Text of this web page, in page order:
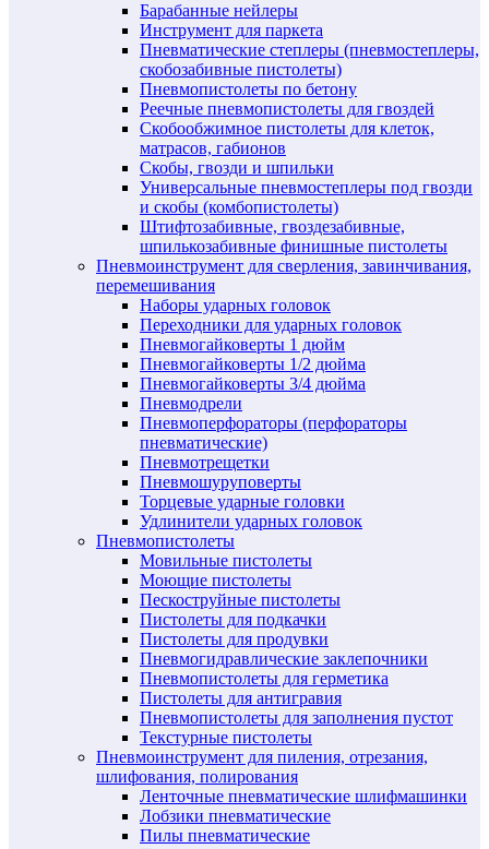
Барабанные нейлеры
Инструмент для паркета
Пневматические степлеры (пневмостеплеры,
скобозабивные пистолеты)
Пневмопистолеты по бетону
Реечные пневмопистолеты для гвоздей
Скобообжимное пистолеты для клеток,
матрасов, габионов
Скобы, гвозди и шпильки
Универсальные пневмостеплеры под гвозди
и скобы (комбопистолеты)
Штифтозабивные, гвоздезабивные,
шпилькозабивные финишные пистолеты
Пневмоинструмент для сверления, завинчивания,
перемешивания
Наборы ударных головок
Переходники для ударных головок
Пневмогайковерты 1 дюйм
Пневмогайковерты 1/2 дюйма
Пневмогайковерты 3/4 дюйма
Пневмодрели
Пневмоперфораторы (перфораторы
пневматические)
Пневмотрещетки
Пневмошуруповерты
Торцевые ударные головки
Удлинители ударных головок
Пневмопистолеты
Мовильные пистолеты
Моющие пистолеты
Пескоструйные пистолеты
Пистолеты для подкачки
Пистолеты для продувки
Пневмогидравлические заклепочники
Пневмопистолеты для герметика
Пистолеты для антигравия
Пневмопистолеты для заполнения пустот
Текстурные пистолеты
Пневмоинструмент для пиления, отрезания,
шлифования, полирования
Ленточные пневматические шлифмашинки
Лобзики пневматические
Пилы пневматические